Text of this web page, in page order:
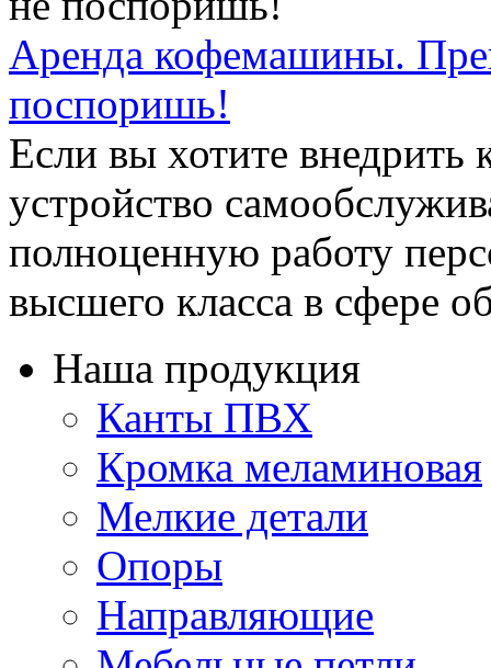
Аренда кофемашины.
поспоришь!
Если вы хотите внедрить
устройство
полноценную работу
высшего класса в сфере
Наша продукция
Канты ПВХ
Кромка меламиновая
Мелкие детали
Опоры
Направляющие